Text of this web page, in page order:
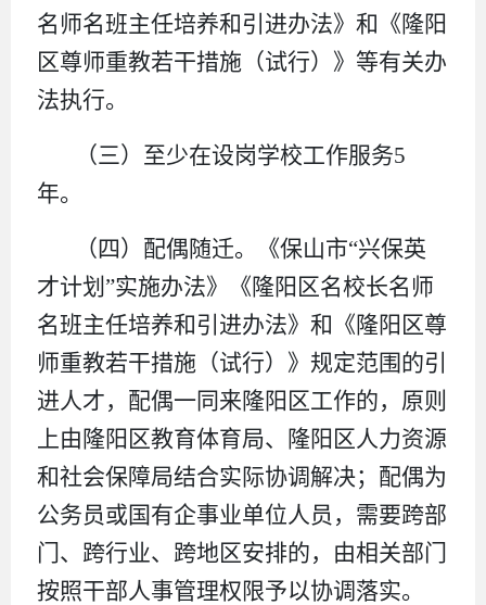
名师名班主任培养和引进办法》和《隆阳
区尊师重教若干措施（试行）》等有关办
法执行。
（三）至少在设岗学校工作服务5
年。
（四）配偶随迁。《保山市“兴保英
才计划”实施办法》《隆阳区名校长名师
名班主任培养和引进办法》和《隆阳区尊
师重教若干措施（试行）》规定范围的引
进人才，配偶一同来隆阳区工作的，原则
上由隆阳区教育体育局、隆阳区人力资源
和社会保障局结合实际协调解决；配偶为
公务员或国有企事业单位人员，需要跨部
门、跨行业、跨地区安排的，由相关部门
按照干部人事管理权限予以协调落实。